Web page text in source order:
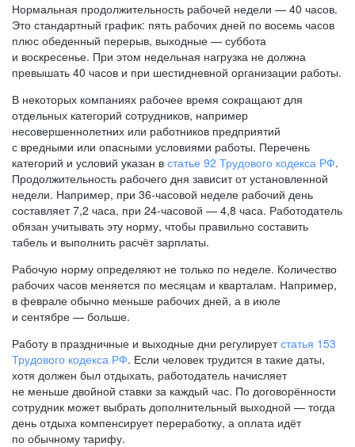
Нормальная продолжительность рабочей недели — 40 часов.
Это стандартный график: пять рабочих дней по восемь часов
плюс обеденный перерыв, выходные — суббота
и воскресенье. При этом недельная нагрузка не должна
превышать 40 часов и при шестидневной организации работы.
В некоторых компаниях рабочее время сокращают для
отдельных категорий сотрудников, например
несовершеннолетних или работников предприятий
с вредными или опасными условиями работы. Перечень
категорий и условий указан в статье 92 Трудового кодекса РФ.
Продолжительность рабочего дня зависит от установленной
недели. Например, при 36-часовой неделе рабочий день
составляет 7,2 часа, при 24-часовой — 4,8 часа. Работодатель
обязан учитывать эту норму, чтобы правильно составить
табель и выполнить расчёт зарплаты.
Рабочую норму определяют не только по неделе. Количество
рабочих часов меняется по месяцам и кварталам. Например,
в феврале обычно меньше рабочих дней, а в июле
и сентябре — больше.
Работу в праздничные и выходные дни регулируетстатья 153
Трудового кодекса РФ. Если человек трудится в такие даты,
хотя должен был отдыхать, работодатель начисляет
не меньше двойной ставки за каждый час. По договорённости
сотрудник может выбрать дополнительный выходной — тогда
день отдыха компенсирует переработку, а оплата идёт
по обычному тарифу.